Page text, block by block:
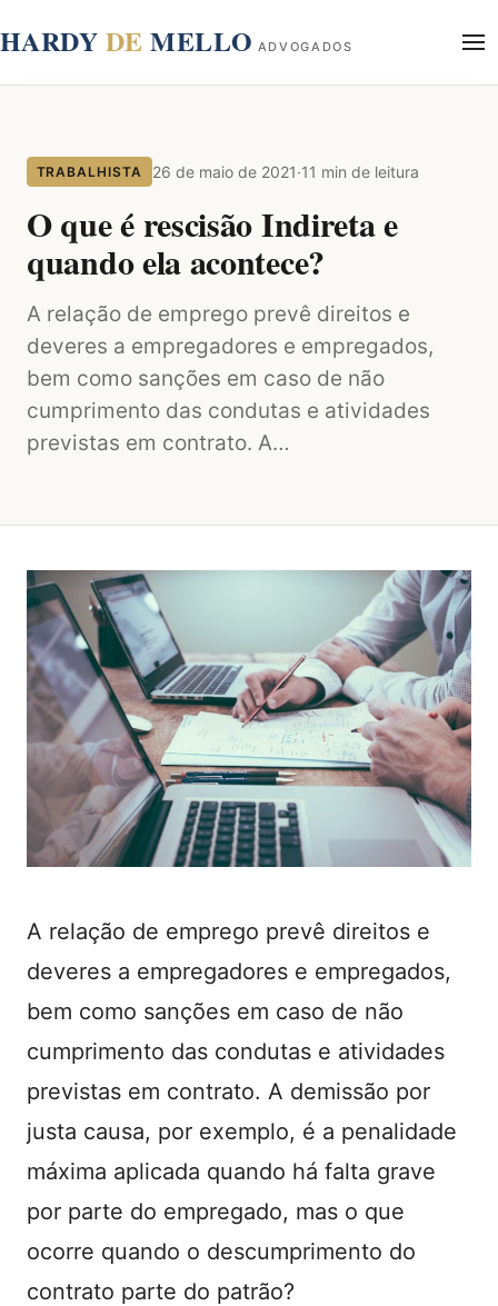
HARDY DE MELLO ADVOGADOS
Áreas de Atuação
Contato
TRABALHISTA 26 de maio de 2021·11 min de leitura
O que é rescisão Indireta e
quando ela acontece?
A relação de emprego prevê direitos e
deveres a empregadores e empregados,
bem como sanções em caso de não
cumprimento das condutas e atividades
previstas em contrato. A…
A relação de emprego prevê direitos e
deveres a empregadores e empregados,
bem como sanções em caso de não
cumprimento das condutas e atividades
previstas em contrato. A demissão por
justa causa, por exemplo, é a penalidade
máxima aplicada quando há falta grave
por parte do empregado, mas o que
ocorre quando o descumprimento do
contrato parte do patrão?